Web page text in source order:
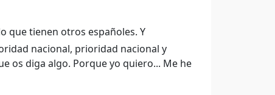
que tienen otros españoles. Y
nacional, prioridad nacional y
os diga algo. Porque yo quiero... Me he